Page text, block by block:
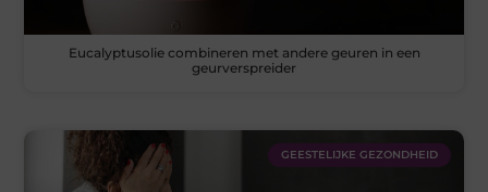
Eucalyptusolie combineren met andere geuren in een
geurverspreider
GEESTELIJKE GEZONDHEID